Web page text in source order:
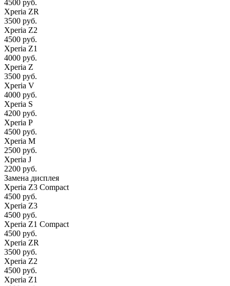
4500 руб.
Xperia ZR
3500 руб.
Xperia Z2
4500 руб.
Xperia Z1
4000 руб.
Xperia Z
3500 руб.
Xperia V
4000 руб.
Xperia S
4200 руб.
Xperia P
4500 руб.
Xperia M
2500 руб.
Xperia J
2200 руб.
Замена дисплея
Xperia Z3 Compact
4500 руб.
Xperia Z3
4500 руб.
Xperia Z1 Compact
4500 руб.
Xperia ZR
3500 руб.
Xperia Z2
4500 руб.
Xperia Z1